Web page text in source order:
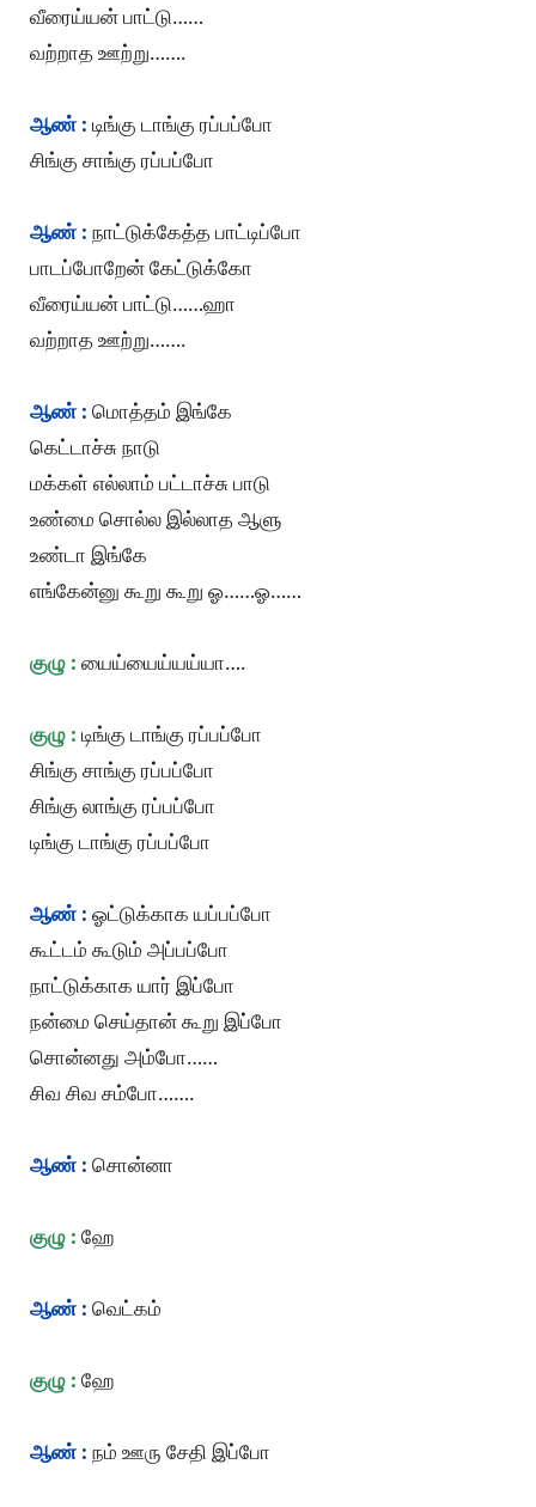
வீரைய்யன் பாட்டு……
வற்றாத ஊற்று…….
ஆண் : டிங்கு டாங்கு ரப்பப்போ
சிங்கு சாங்கு ரப்பப்போ
ஆண் : நாட்டுக்கேத்த பாட்டிப்போ
பாடப்போறேன் கேட்டுக்கோ
வீரைய்யன் பாட்டு……ஹா
வற்றாத ஊற்று…….
ஆண் : மொத்தம் இங்கே
கெட்டாச்சு நாடு
மக்கள் எல்லாம் பட்டாச்சு பாடு
உண்மை சொல்ல இல்லாத ஆளு
உண்டா இங்கே
எங்கேன்னு கூறு கூறு ஓ……ஓ……
குழு : யைய்யைய்யய்யா….
குழு : டிங்கு டாங்கு ரப்பப்போ
சிங்கு சாங்கு ரப்பப்போ
சிங்கு லாங்கு ரப்பப்போ
டிங்கு டாங்கு ரப்பப்போ
ஆண் : ஓட்டுக்காக யப்பப்போ
கூட்டம் கூடும் அப்பப்போ
நாட்டுக்காக யார் இப்போ
நன்மை செய்தான் கூறு இப்போ
சொன்னது அம்போ……
சிவ சிவ சம்போ…….
ஆண் : சொன்னா
குழு : ஹே
ஆண் : வெட்கம்
குழு : ஹே
ஆண் : நம் ஊரு சேதி இப்போ